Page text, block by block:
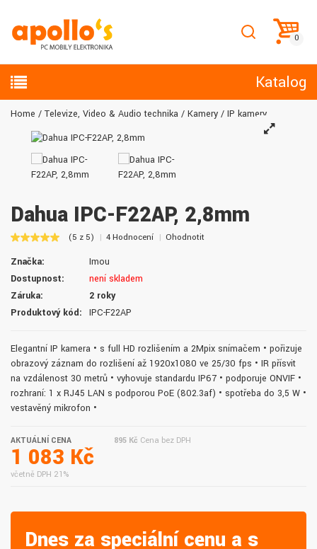
Katalog
Home Televize, Video & Audio technika Kamery IP kamery
Dahua IPC-F22AP, 2,8mm
(5 z 5) 4 Hodnocení Ohodnotit
Značka:
Imou
Dostupnost:
není skladem
Záruka:
2 roky
Produktový kód:
IPC-F22AP
Elegantní IP kamera • s full HD rozlišením a 2Mpix snímačem • pořizuje
obrazový záznam do rozlišení až 1920x1080 ve 25/30 fps • IR přísvit
na vzdálenost 30 metrů • vyhovuje standardu IP67 • podporuje ONVIF •
rozhraní: 1 x RJ45 LAN s podporou PoE (802.3af) • spotřeba do 3,5 W •
vestavěný mikrofon •
AKTUÁLNÍ CENA
1 083 Kč
včetně DPH 21%
895 Kč Cena bez DPH
Dnes za speciální cenu a s